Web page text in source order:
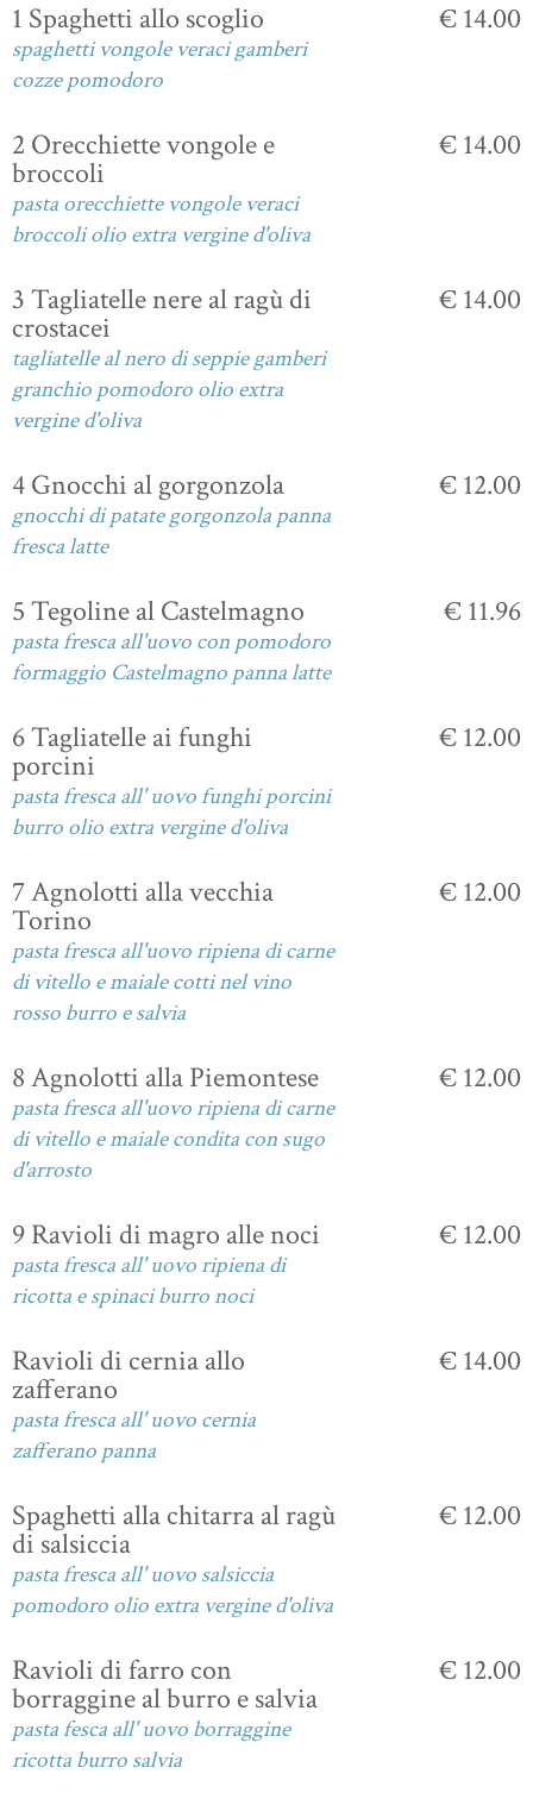
1 Spaghetti allo scoglio
spaghetti vongole veraci gamberi
cozze pomodoro
€ 14.00
2 Orecchiette vongole e
broccoli
pasta orecchiette vongole veraci
broccoli olio extra vergine d'oliva
€ 14.00
3 Tagliatelle nere al ragù di
crostacei
tagliatelle al nero di seppie gamberi
granchio pomodoro olio extra
vergine d'oliva
€ 14.00
4 Gnocchi al gorgonzola
gnocchi di patate gorgonzola panna
fresca latte
€ 12.00
5 Tegoline al Castelmagno
pasta fresca all'uovo con pomodoro
formaggio Castelmagno panna latte
€ 11.96
6 Tagliatelle ai funghi
porcini
pasta fresca all' uovo funghi porcini
burro olio extra vergine d'oliva
€ 12.00
7 Agnolotti alla vecchia
Torino
pasta fresca all'uovo ripiena di carne
di vitello e maiale cotti nel vino
rosso burro e salvia
€ 12.00
8 Agnolotti alla Piemontese
pasta fresca all'uovo ripiena di carne
di vitello e maiale condita con sugo
d'arrosto
€ 12.00
9 Ravioli di magro alle noci
pasta fresca all' uovo ripiena di
ricotta e spinaci burro noci
€ 12.00
Ravioli di cernia allo
zafferano
pasta fresca all' uovo cernia
zafferano panna
€ 14.00
Spaghetti alla chitarra al ragù
di salsiccia
pasta fresca all' uovo salsiccia
pomodoro olio extra vergine d'oliva
€ 12.00
Ravioli di farro con
borraggine al burro e salvia
pasta fesca all' uovo borraggine
ricotta burro salvia
€ 12.00